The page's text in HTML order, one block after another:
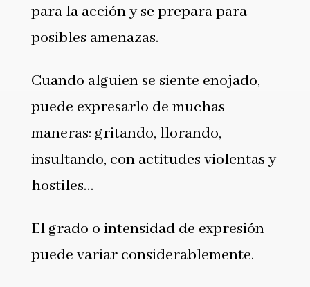
para la acción y se prepara para
posibles amenazas.
Cuando alguien se siente enojado,
puede expresarlo de muchas
maneras: gritando, llorando,
insultando, con actitudes violentas y
hostiles…
El grado o intensidad de expresión
puede variar considerablemente.